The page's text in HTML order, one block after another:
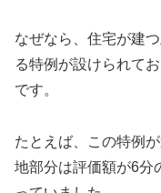
なぜなら、住宅が建
る特例が設けられて
です。
たとえば、この特例
地部分は評価額が6分